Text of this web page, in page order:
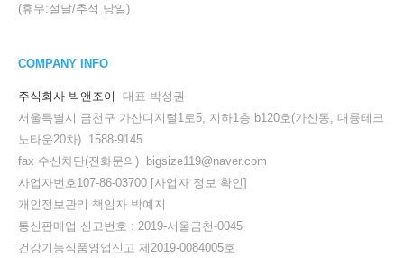
(휴무:설날/추석 당일)
COMPANY INFO
주식회사 빅앤조이
대표 박성권
서울특별시 금천구 가산디지털1로5, 지하1층 b120호(가산동, 대륭테크
노타운20차) 1588-9145
fax 수신차단(전화문의) bigsize119@naver.com
사업자번호107-86-03700 [사업자 정보 확인]
개인정보관리 책임자 박예지
통신판매업 신고번호 : 2019-서울금천-0045
건강기능식품영업신고 제2019-0084005호